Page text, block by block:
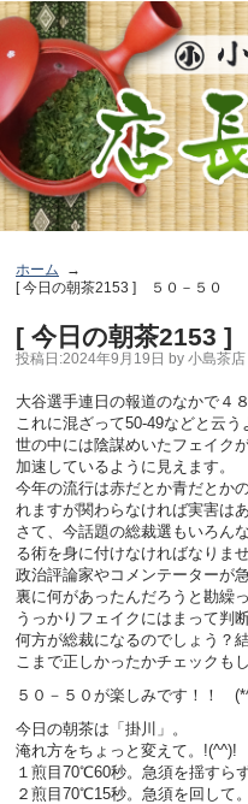
ホーム
[ 今日の朝茶2153 ] ５０－５０
[ 今日の朝茶2153 ]
投稿日:2024年9月19日 by 小島茶店
大谷選手連日の報道のなかで４
これに混ざって50-49などと云う
世の中には陰謀めいたフェイク
加速しているように見えます。
今年の流行は赤だとか青だとか
れますが関わらなければ実害はあ
さて、今話題の総裁選もいろん
る術を身に付けなければなりませ
政治評論家やコメンテーターが
裏に何があったんだろうと勘繰
うっかりフェイクにはまって判
何方が総裁になるのでしょう？
こまで正しかったかチェックも
５０－５０が楽しみです！！
今日の朝茶は「掛川」。
淹れ方をちょっと変えて。!(^^)!
１煎目70℃60秒。急須を揺すら
２煎目70℃15秒。急須を回して。